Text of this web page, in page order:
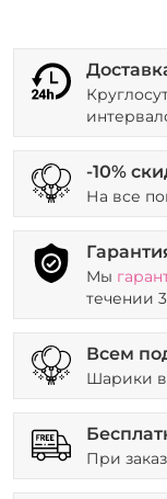
-10%
На все
Мы
течении
Всем
Шарики в
При